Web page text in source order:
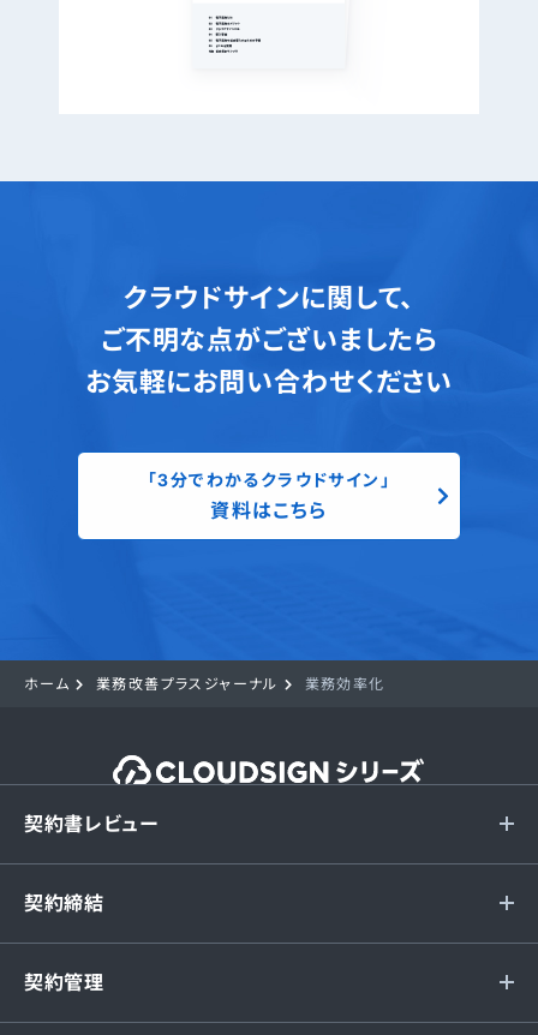
クラウドサインに関して、
ご不明な点がございましたら
お気軽にお問い合わせください
「3分でわかるクラウドサイン」
資料はこちら
ホーム 業務改善プラスジャーナル 業務効率化
契約書レビュー
契約締結
契約管理